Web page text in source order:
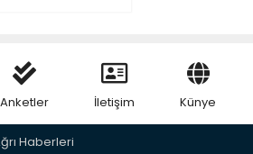
Anketler İletişim Künye
Haberleri